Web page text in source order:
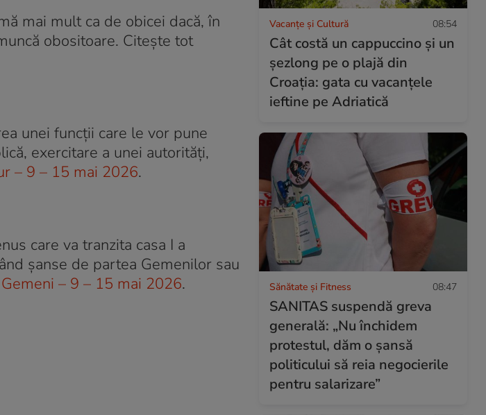
mai mult ca de obicei dacă, în
obositoare. Citește tot
unei funcții care le vor pune
exercitare a unei autorități,
– 9 – 15 mai 2026.
care va tranzita casa I a
șanse de partea Gemenilor sau
– 9 – 15 mai 2026.
Vacanțe și Cultură 08:54
Cât costă un cappuccino și un
șezlong pe o plajă din
Croația: gata cu vacanțele
ieftine pe Adriatică
Sănătate și Fitness 08:47
SANITAS suspendă greva
generală: „Nu închidem
protestul, dăm o șansă
politicului să reia negocierile
pentru salarizare”